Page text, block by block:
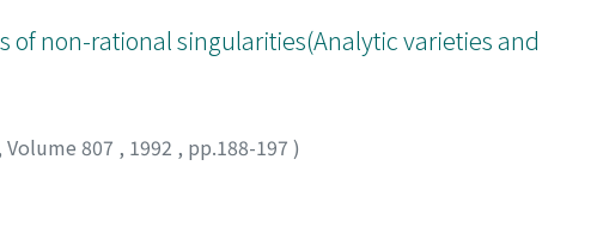
of non-rational singularities(Analytic varieties and
Volume 807 , 1992 , pp.188-197 )